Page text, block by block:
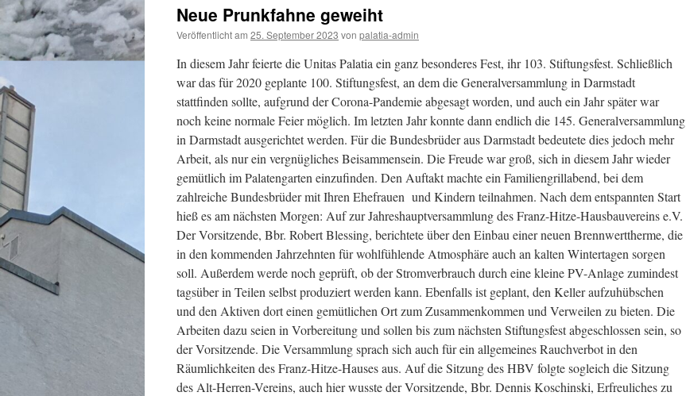
Neue Prunkfahne geweiht
Veröffentlicht am 25. September 2023 von palatia-admin
In diesem Jahr feierte die Unitas Palatia ein ganz besonderes Fest, ihr 103. Stiftungsfest. Schließlich
war das für 2020 geplante 100. Stiftungsfest, an dem die Generalversammlung in Darmstadt
stattfinden sollte, aufgrund der Corona-Pandemie abgesagt worden, und auch ein Jahr später war
noch keine normale Feier möglich. Im letzten Jahr konnte dann endlich die 145. Generalversammlung
in Darmstadt ausgerichtet werden. Für die Bundesbrüder aus Darmstadt bedeutete dies jedoch mehr
Arbeit, als nur ein vergnügliches Beisammensein. Die Freude war groß, sich in diesem Jahr wieder
gemütlich im Palatengarten einzufinden. Den Auftakt machte ein Familiengrillabend, bei dem
zahlreiche Bundesbrüder mit Ihren Ehefrauen und Kindern teilnahmen. Nach dem entspannten Start
hieß es am nächsten Morgen: Auf zur Jahreshauptversammlung des Franz-Hitze-Hausbauvereins e.V.
Der Vorsitzende, Bbr. Robert Blessing, berichtete über den Einbau einer neuen Brennwerttherme, die
in den kommenden Jahrzehnten für wohlfühlende Atmosphäre auch an kalten Wintertagen sorgen
soll. Außerdem werde noch geprüft, ob der Stromverbrauch durch eine kleine PV-Anlage zumindest
tagsüber in Teilen selbst produziert werden kann. Ebenfalls ist geplant, den Keller aufzuhübschen
und den Aktiven dort einen gemütlichen Ort zum Zusammenkommen und Verweilen zu bieten. Die
Arbeiten dazu seien in Vorbereitung und sollen bis zum nächsten Stiftungsfest abgeschlossen sein, so
der Vorsitzende. Die Versammlung sprach sich auch für ein allgemeines Rauchverbot in den
Räumlichkeiten des Franz-Hitze-Hauses aus. Auf die Sitzung des HBV folgte sogleich die Sitzung
des Alt-Herren-Vereins, auch hier wusste der Vorsitzende, Bbr. Dennis Koschinski, Erfreuliches zu